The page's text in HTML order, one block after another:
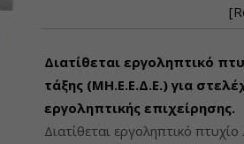
Διατίθεται εργοληπτικό
τάξης (ΜΗ.Ε.Ε.Δ.Ε.) για
εργοληπτικής επιχείρησης.
Διατίθεται εργοληπτικό πτυχίο